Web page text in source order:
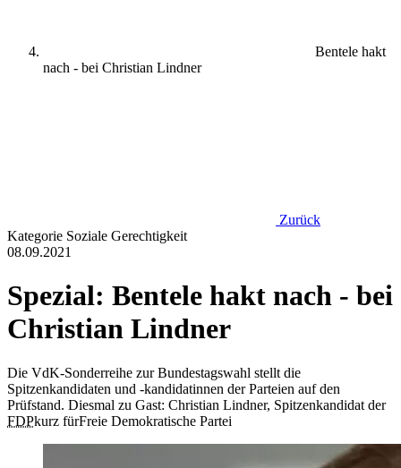
Bentele hakt
nach - bei Christian Lindner
Zurück
Kategorie Soziale Gerechtigkeit
08.09.2021
Spezial: Bentele hakt nach - bei
Christian Lindner
Die VdK-Sonderreihe zur Bundestagswahl stellt die
Spitzenkandidaten und -kandidatinnen der Parteien auf den
Prüfstand. Diesmal zu Gast: Christian Lindner, Spitzenkandidat der
FDPkurz fürFreie Demokratische Partei